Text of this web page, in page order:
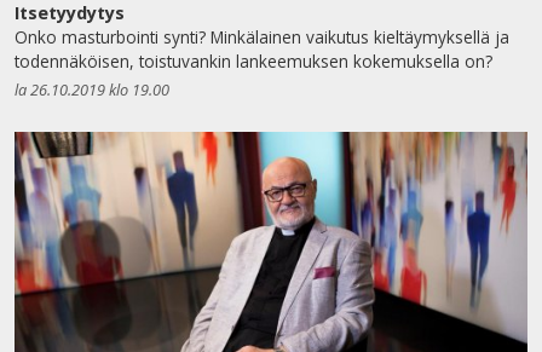
Itsetyydytys
Onko masturbointi synti? Minkälainen vaikutus kieltäymyksellä ja
todennäköisen, toistuvankin lankeemuksen kokemuksella on?
la 26.10.2019 klo 19.00